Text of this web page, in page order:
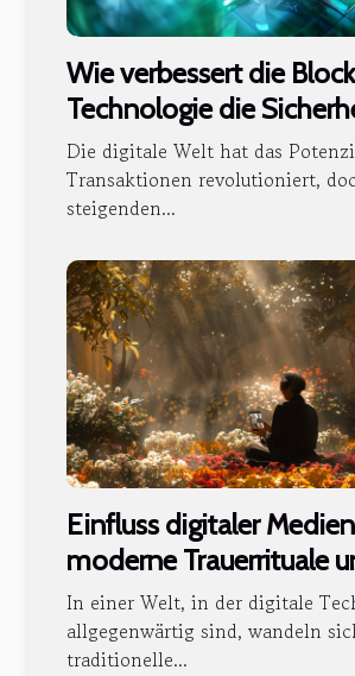
Wie verbessert die
Technologie die
digitalen Transaktionen?
Die digitale Welt hat das
Transaktionen revolutioniert,
steigenden...
Einfluss digitaler
moderne Trauerrituale
Gedenkpraktiken
In einer Welt, in der digitale
allgegenwärtig sind, wandeln
traditionelle...